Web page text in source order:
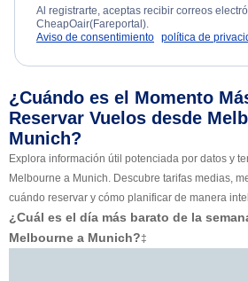
Al registrarte, aceptas recibir correos
CheapOair(Fareportal).
Aviso de consentimiento política de
¿Cuándo es el Momento
Reservar Vuelos desde
Munich?
Explora información útil potenciada por datos y
Melbourne a Munich. Descubre tarifas medias,
cuándo reservar y cómo planificar de manera
¿Cuál es el día más barato de la
Melbourne a Munich?‡